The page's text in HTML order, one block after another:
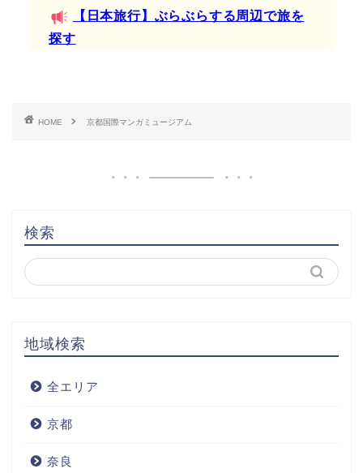
【日本旅行】ぶらぶらする周辺で旅を
探す
HOME 京都国際マンガミュージアム
検索
地域検索
全エリア
京都
奈良